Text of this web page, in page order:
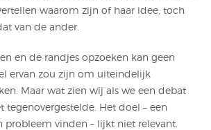
waarom zijn of haar idee, toch
van de ander.
en de randjes opzoeken kan geen
ervan zou zijn om uiteindelijk
Maar wat zien wij als we een debat
tegenovergestelde. Het doel – een
probleem vinden – lijkt niet relevant.